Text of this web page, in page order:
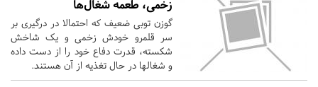
زخمی، طعمه شغال‌ها
گوزن توبی ضعیف که احتمالا در درگیری بر
سر قلمرو خودش زخمی و یک شاخش
شکسته، قدرت دفاع خود را از دست داده
و شغالها در حال تغذیه از آن هستند.